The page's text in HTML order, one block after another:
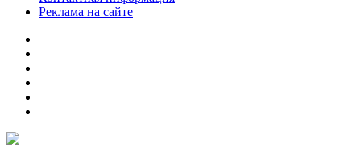
Реклама на сайте